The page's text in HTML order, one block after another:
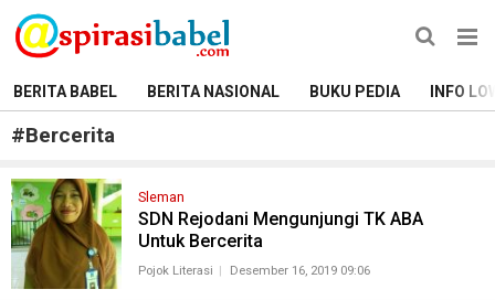
BERITA BABEL BERITA NASIONAL BUKU PEDIA INFO
#Bercerita
Sleman
SDN Rejodani Mengunjungi TK ABA
Untuk Bercerita
Pojok Literasi Desember 16, 2019 09:06